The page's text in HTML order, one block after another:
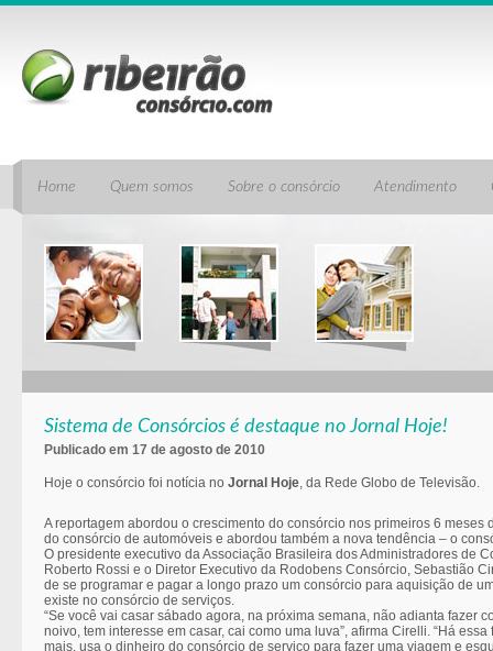
Home Quem somos Sobre o consórcio Atendimento
Sistema de Consórcios é destaque no Jornal Hoje!
Publicado em 17 de agosto de 2010
Hoje o consórcio foi notícia no Jornal Hoje, da Rede Globo de Televisão.
A reportagem abordou o crescimento do consórcio nos primeiros 6 meses
do consórcio de automóveis e abordou também a nova tendência – o
O presidente executivo da Associação Brasileira dos Administradores de
Roberto Rossi e o Diretor Executivo da Rodobens Consórcio, Sebastião
de se programar e pagar a longo prazo um consórcio para aquisição de
existe no consórcio de serviços.
“Se você vai casar sábado agora, na próxima semana, não adianta fazer
noivo, tem interesse em casar, cai como uma luva”, afirma Cirelli. “Há
mais, usa o dinheiro do consórcio de serviço para fazer uma viagem e